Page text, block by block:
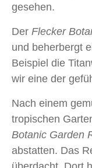
gesehen.
Der Flecker
und beherbergt
Beispiel die
wir eine der
Nach einem
tropischen
Botanic Garden
abstatten. Das